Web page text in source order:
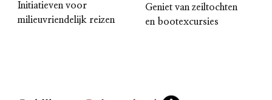
Initiatieven voor
milieuvriendelijk reizen
Geniet van zeiltochten
en bootexcursies